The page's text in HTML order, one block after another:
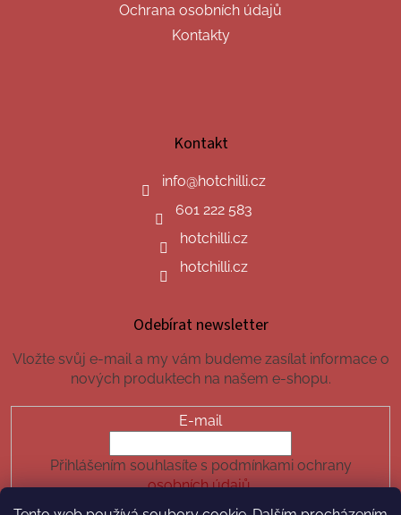
Ochrana osobních údajů
Kontakty
Kontakt
info@hotchilli.cz
601 222 583
hotchilli.cz
hotchilli.cz
Odebírat newsletter
Vložte svůj e-mail a my vám budeme zasílat informace o
nových produktech na našem e-shopu.
E-mail
Přihlášením souhlasíte s podmínkami ochrany
osobních údajů.